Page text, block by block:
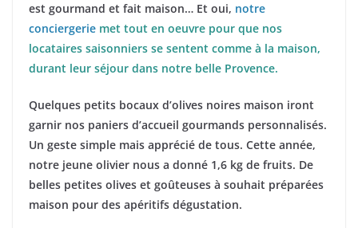
est gourmand et fait maison… Et oui, notre
conciergerie met tout en oeuvre pour que nos
locataires saisonniers se sentent comme à la maison,
durant leur séjour dans notre belle Provence.
Quelques petits bocaux d’olives noires maison iront
garnir nos paniers d’accueil gourmands personnalisés.
Un geste simple mais apprécié de tous. Cette année,
notre jeune olivier nous a donné 1,6 kg de fruits. De
belles petites olives et goûteuses à souhait préparées
maison pour des apéritifs dégustation.